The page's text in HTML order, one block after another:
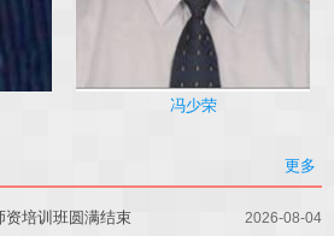
冯少荣
更多
资培训班圆满结束 2026-08-04